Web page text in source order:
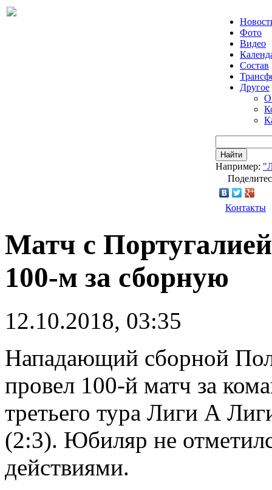
Фото
Видео
Состав
Другое
О
Найти
Например:
Контакты
Матч с
100-м за сборную
12.10.2018, 03:35
Нападающий сборной
провел 100-й матч за
третьего тура Лиги А
(2:3). Юбиляр не
действиями.